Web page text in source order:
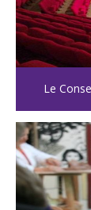
Le